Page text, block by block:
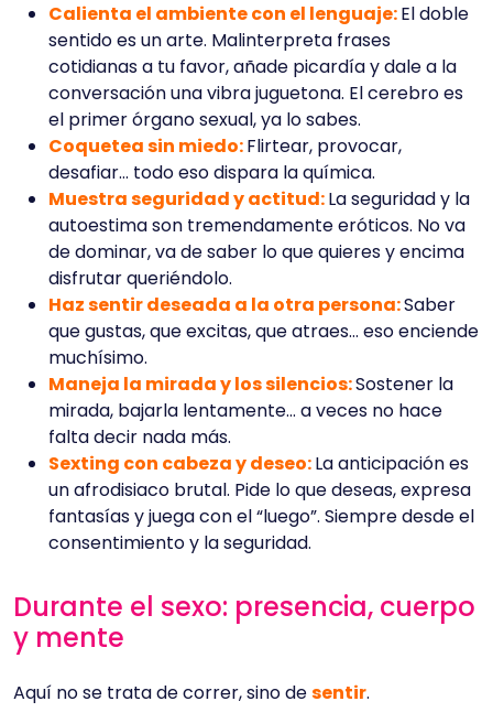
Calienta el ambiente con el lenguaje:El doble
sentido es un arte. Malinterpreta frases
cotidianas a tu favor, añade picardía y dale a la
conversación una vibra juguetona. El cerebro es
el primer órgano sexual, ya lo sabes.
Coquetea sin miedo:Flirtear, provocar,
desafiar… todo eso dispara la química.
Muestra seguridad y actitud:La seguridad y la
autoestima son tremendamente eróticos. No va
de dominar, va de saber lo que quieres y encima
disfrutar queriéndolo.
Haz sentir deseada a la otra persona:Saber
que gustas, que excitas, que atraes… eso enciende
muchísimo.
Maneja la mirada y los silencios:Sostener la
mirada, bajarla lentamente… a veces no hace
falta decir nada más.
Sexting con cabeza y deseo:La anticipación es
un afrodisiaco brutal. Pide lo que deseas, expresa
fantasías y juega con el “luego”. Siempre desde el
consentimiento y la seguridad.
Durante el sexo: presencia, cuerpo
y mente
Aquí no se trata de correr, sino desentir.